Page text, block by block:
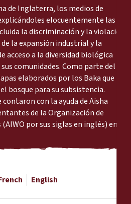
de Inglaterra, los medios de
elocuentemente las
la discriminación y la violación
la expansión industrial y la
acceso a la diversidad biológica
comunidades. Como parte del
elaborados por los Baka que
bosque para su subsistencia.
con la ayuda de Aisha
de la Organización de
por sus siglas en inglés) en
English